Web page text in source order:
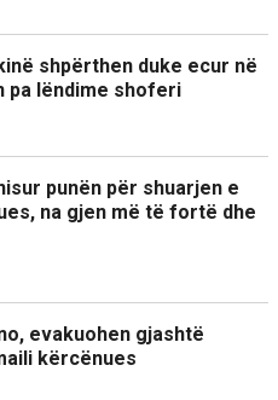
shpërthen duke ecur në
pa lëndime shoferi
punën për shuarjen e
na gjen më të fortë dhe
evakuohen gjashtë
kërcënues